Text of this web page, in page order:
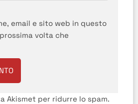
email e sito web in questo
volta che
Akismet per ridurre lo spam.